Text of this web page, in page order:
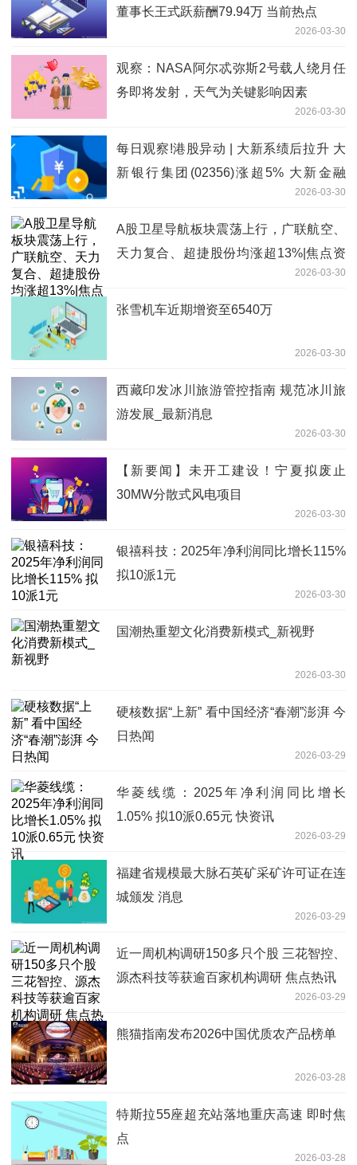
董事长王式跃薪酬79.94万 当前热点
2026-03-30
观察：NASA阿尔忒弥斯2号载人绕月任
务即将发射，天气为关键影响因素
2026-03-30
每日观察!港股异动 | 大新系绩后拉升 大
新银行集团(02356)涨超5% 大新金融
2026-03-30
A股卫星导航板块震荡上行，广联航空、
天力复合、超捷股份均涨超13%|焦点资
2026-03-30
张雪机车近期增资至6540万
2026-03-30
西藏印发冰川旅游管控指南 规范冰川旅
游发展_最新消息
2026-03-30
【新要闻】未开工建设！宁夏拟废止
30MW分散式风电项目
2026-03-30
银禧科技：2025年净利润同比增长115%
拟10派1元
2026-03-30
国潮热重塑文化消费新模式_新视野
2026-03-30
硬核数据“上新” 看中国经济“春潮”澎湃 今
日热闻
2026-03-29
华菱线缆：2025年净利润同比增长
1.05% 拟10派0.65元 快资讯
2026-03-29
福建省规模最大脉石英矿采矿许可证在连
城颁发 消息
2026-03-29
近一周机构调研150多只个股 三花智控、
源杰科技等获逾百家机构调研 焦点热讯
2026-03-29
熊猫指南发布2026中国优质农产品榜单
2026-03-28
特斯拉55座超充站落地重庆高速 即时焦
点
2026-03-28